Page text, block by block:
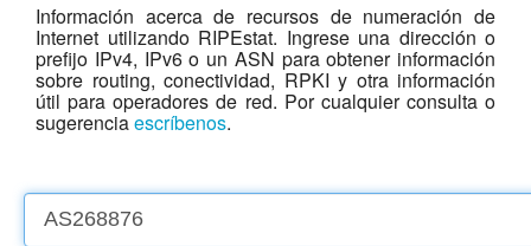
Información acerca de recursos de numeración de
Internet utilizando RIPEstat. Ingrese una dirección o
prefijo IPv4, IPv6 o un ASN para obtener información
sobre routing, conectividad, RPKI y otra información
útil para operadores de red. Por cualquier consulta o
sugerenciaescríbenos.